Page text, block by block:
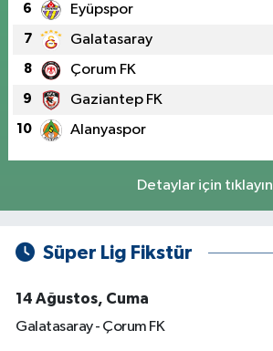
6 Eyüpspor
7 Galatasaray
8 Çorum FK
9 Gaziantep FK
10 Alanyaspor
Detaylar için tıklayın
Süper Lig Fikstür
14 Ağustos, Cuma
Galatasaray - Çorum FK